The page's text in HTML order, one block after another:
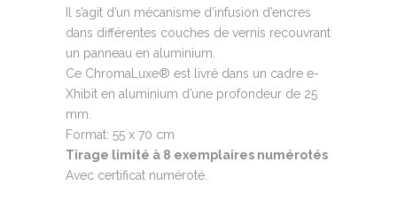
Il s’agit d’un mécanisme d’infusion d’encres
dans différentes couches de vernis recouvrant
un panneau en aluminium.
Ce ChromaLuxe® est livré dans un cadre e-
Xhibit en aluminium d’une profondeur de 25
mm.
Format: 55 x 70 cm
Tirage limité à 8 exemplaires numérotés
Avec certificat numéroté.